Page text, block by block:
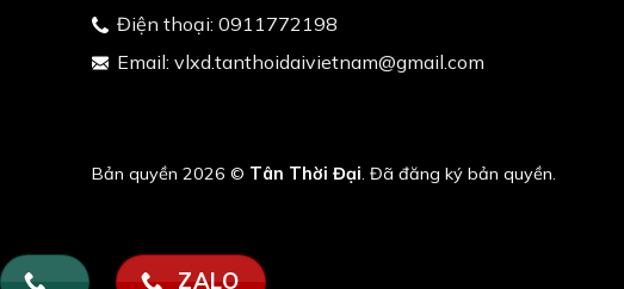
Điện thoại: 0911772198
Email: vlxd.tanthoidaivietnam@gmail.com
Bản quyền 2026 © Tân Thời Đại. Đã đăng ký bản quyền.
ZALO